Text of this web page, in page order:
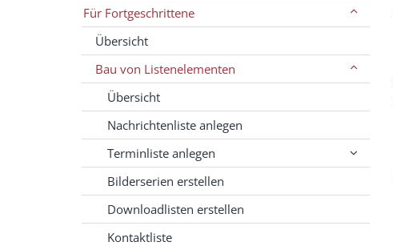
Für Fortgeschrittene
Übersicht
Bau von Listenelementen
Übersicht
Nachrichtenliste anlegen
Terminliste anlegen
Bilderserien erstellen
Downloadlisten erstellen
Kontaktliste